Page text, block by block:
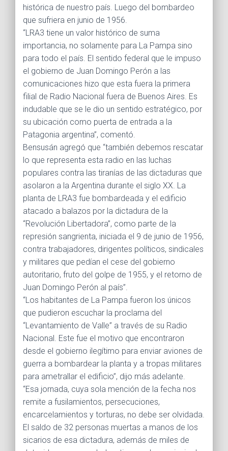
histórica de nuestro país. Luego del bombardeo
que sufriera en junio de 1956.
“LRA3 tiene un valor histórico de suma
importancia, no solamente para La Pampa sino
para todo el país. El sentido federal que le impuso
el gobierno de Juan Domingo Perón a las
comunicaciones hizo que esta fuera la primera
filial de Radio Nacional fuera de Buenos Aires. Es
indudable que se le dio un sentido estratégico, por
su ubicación como puerta de entrada a la
Patagonia argentina”, comentó.
Bensusán agregó que “también debemos rescatar
lo que representa esta radio en las luchas
populares contra las tiranías de las dictaduras que
asolaron a la Argentina durante el siglo XX. La
planta de LRA3 fue bombardeada y el edificio
atacado a balazos por la dictadura de la
“Revolución Libertadora”, como parte de la
represión sangrienta, iniciada el 9 de junio de 1956,
contra trabajadores, dirigentes políticos, sindicales
y militares que pedían el cese del gobierno
autoritario, fruto del golpe de 1955, y el retorno de
Juan Domingo Perón al país”.
“Los habitantes de La Pampa fueron los únicos
que pudieron escuchar la proclama del
“Levantamiento de Valle” a través de su Radio
Nacional. Este fue el motivo que encontraron
desde el gobierno ilegítimo para enviar aviones de
guerra a bombardear la planta y a tropas militares
para ametrallar el edificio”, dijo más adelante.
“Esa jornada, cuya sola mención de la fecha nos
remite a fusilamientos, persecuciones,
encarcelamientos y torturas, no debe ser olvidada.
El saldo de 32 personas muertas a manos de los
sicarios de esa dictadura, además de miles de